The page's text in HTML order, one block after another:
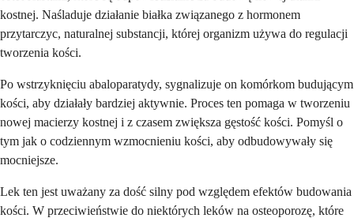
kostnej. Naśladuje działanie białka związanego z hormonem
przytarczyc, naturalnej substancji, której organizm używa do regulacji
tworzenia kości.
Po wstrzyknięciu abaloparatydy, sygnalizuje on komórkom budującym
kości, aby działały bardziej aktywnie. Proces ten pomaga w tworzeniu
nowej macierzy kostnej i z czasem zwiększa gęstość kości. Pomyśl o
tym jak o codziennym wzmocnieniu kości, aby odbudowywały się
mocniejsze.
Lek ten jest uważany za dość silny pod względem efektów budowania
kości. W przeciwieństwie do niektórych leków na osteoporozę, które